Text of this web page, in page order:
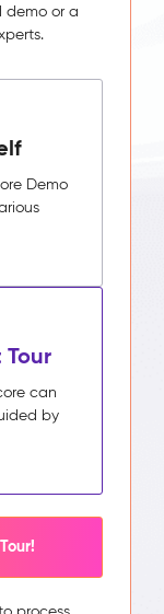
demo or a
Demo
can
by